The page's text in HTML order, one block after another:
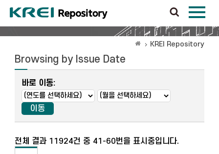
KREI Repository
Browsing by Issue Date
바로 이동:
전체 결과 11924건 중 41-60번을 표시중입니다.